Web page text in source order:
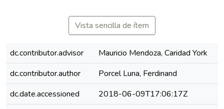
Vista sencilla de ítem
dc.contributor.advisor
Mauricio Mendoza, Caridad York
dc.contributor.author
Porcel Luna, Ferdinand
dc.date.accessioned
2018-06-09T17:06:17Z